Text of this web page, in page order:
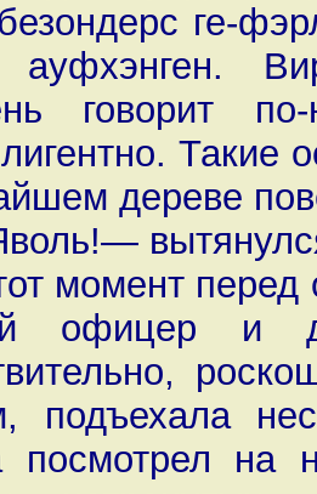
ге-
ауфхэнген.
говорит
Такие
дереве
момент перед
офицер и
подъехала
посмотрел на